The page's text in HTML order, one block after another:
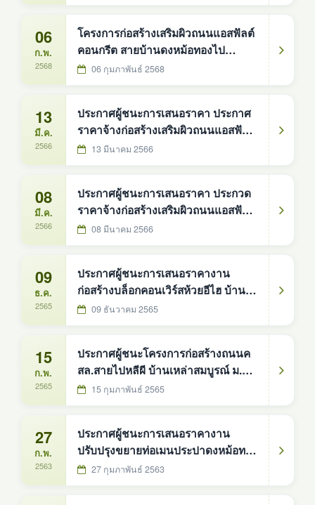
06
ก.พ.
2568
โครงการก่อสร้างเสริมผิวถนนแอสฟัลต์
คอนกรีต สายบ้านดงหม้อทองไป
บ้านนาสมบูรณ์ หมู่ที่ ๘
06 กุมภาพันธ์ 2568
13
มี.ค.
2566
ประกาศผู้ชนะการเสนอราคา ประกาศ
ราคาจ้างก่อสร้างเสริมผิวถนนแอสฟัลต์
คอนกรีต (รหัสทางหลวงท้องถิ่น
13 มีนาคม 2566
08
มี.ค.
2566
ประกาศผู้ชนะการเสนอราคา ประกวด
ราคาจ้างก่อสร้างเสริมผิวถนนแอสฟัลต์
คอนกรีต สายไปโรงเรียนบ้านดงหม้อ
08 มีนาคม 2566
09
ธ.ค.
2565
ประกาศผู้ชนะการเสนอราคางาน
ก่อสร้างบล็อกคอนเวิร์สห้วยอีไฮ บ้าน
โคกสง่า หมู่ที่ 1
09 ธันวาคม 2565
15
ก.พ.
2565
ประกาศผู้ชนะโครงการก่อสร้างถนนค
สล.สายไปหลีผี บ้านเหล่าสมบูรณ์ ม.5
(เงินอุดหนุนเฉพาะกิจ)
15 กุมภาพันธ์ 2565
27
ก.พ.
2563
ประกาศผู้ชนะการเสนอราคางาน
ปรับปรุงขยายท่อเมนประปาดงหม้อทอง
หมู่ที่927 กุมภาพันธ์ 2563